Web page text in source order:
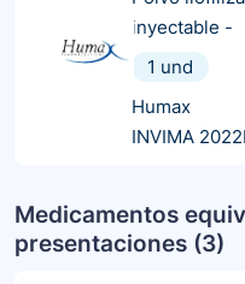
inyectable -
1 und
Humax
INVIMA
Medicamentos
presentaciones (3)